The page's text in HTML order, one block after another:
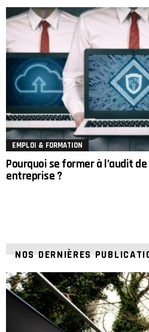
EMPLOI & FORMATION
Pourquoi se former à l’audit
entreprise ?
NOS DERNIÈRES